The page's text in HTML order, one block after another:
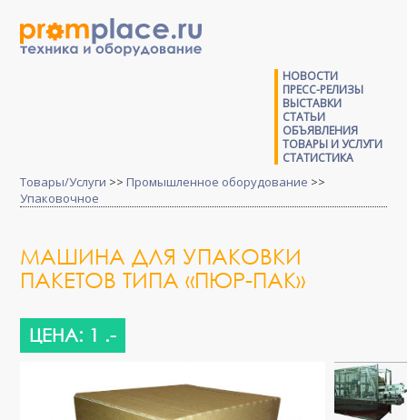
НОВОСТИ
ПРЕСС-РЕЛИЗЫ
ВЫСТАВКИ
СТАТЬИ
ОБЪЯВЛЕНИЯ
ТОВАРЫ И УСЛУГИ
СТАТИСТИКА
Товары/Услуги >> Промышленное оборудование >>
Упаковочное
МАШИНА ДЛЯ УПАКОВКИ
ПАКЕТОВ ТИПА «ПЮР-ПАК»
ЦЕНА: 1 .-